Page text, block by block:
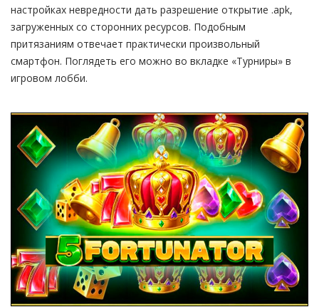
настройках невредности дать разрешение открытие .apk,
загруженных со сторонних ресурсов. Подобным
притязаниям отвечает практически произвольный
смартфон. Поглядеть его можно во вкладке «Турниры» в
игровом лобби.